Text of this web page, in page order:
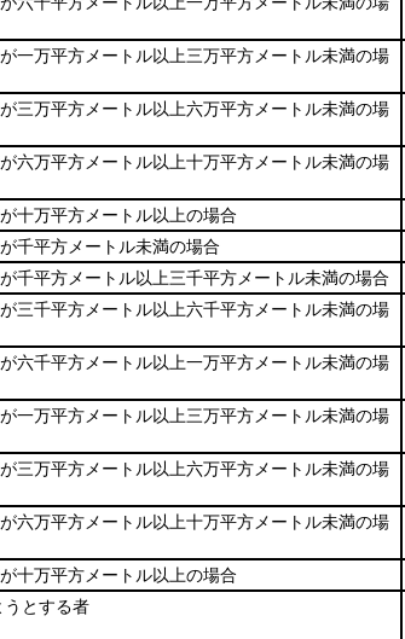
一万平方メートル以上三万平方メートル未満の場
三万平方メートル以上六万平方メートル未満の場
六万平方メートル以上十万平方メートル未満の場
十万平方メートル以上の場合
千平方メートル未満の場合
千平方メートル以上三千平方メートル未満の場合
三千平方メートル以上六千平方メートル未満の場
六千平方メートル以上一万平方メートル未満の場
一万平方メートル以上三万平方メートル未満の場
三万平方メートル以上六万平方メートル未満の場
六万平方メートル以上十万平方メートル未満の場
十万平方メートル以上の場合
うとする者